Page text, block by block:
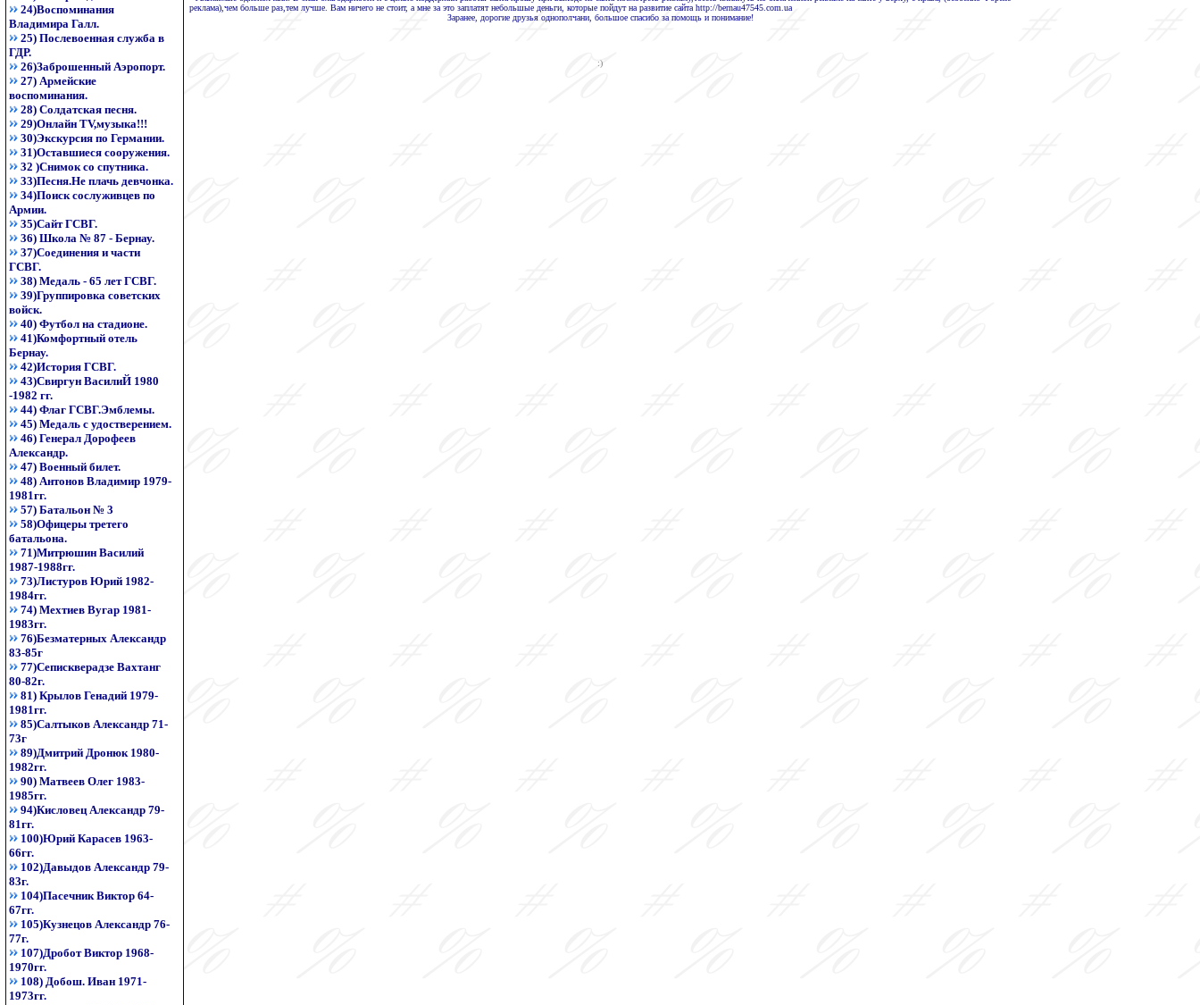
24)Воспоминания
Владимира Галл.
25) Послевоенная служба в
ГДР.
26)Заброшенный Аэропорт.
27) Армейские
воспоминания.
28) Солдатская песня.
29)Онлайн TV,музыка!!!
30)Экскурсия по Германии.
31)Оставшиеся сооружения.
32 )Снимок со спутника.
33)Песня.Не плачь девчонка.
34)Поиск сослуживцев по
Армии.
35)Сайт ГСВГ.
36) Школа № 87 - Бернау.
37)Соединения и части
ГСВГ.
38) Медаль - 65 лет ГСВГ.
39)Группировка советских
войск.
40) Футбол на стадионе.
41)Комфортный отель
Бернау.
42)История ГСВГ.
43)Свиргун ВасилиЙ 1980
-1982 гг.
44) Флаг ГСВГ.Эмблемы.
45) Медаль с удостверением.
46) Генерал Дорофеев
Александр.
47) Военный билет.
48) Антонов Владимир 1979-
1981гг.
57) Батальон № 3
58)Офицеры третего
батальона.
71)Митрюшин Василий
1987-1988гг.
73)Листуров Юрий 1982-
1984гг.
74) Мехтиев Вугар 1981-
1983гг.
76)Безматерных Александр
83-85г
77)Сепискверадзе Вахтанг
80-82г.
81) Крылов Генадий 1979-
1981гг.
85)Салтыков Александр 71-
73г
89)Дмитрий Дронюк 1980-
1982гг.
90) Матвеев Олег 1983-
1985гг.
94)Кисловец Александр 79-
81гг.
100)Юрий Карасев 1963-
66гг.
102)Давыдов Александр 79-
83г.
104)Пасечник Виктор 64-
67гг.
105)Кузнецов Александр 76-
77г.
107)Дробот Виктор 1968-
1970гг.
108) Добош. Иван 1971-
1973гг.
реклама),чем больше раз,тем лучше. Вам ничего не стоит, а мне за это заплатят небольшые деньги, которые пойдут на развитие сайта http://bernau47545.com.ua
Заранее, дорогие друзья однополчани, большое спасибо за помощь и понимание!
:)